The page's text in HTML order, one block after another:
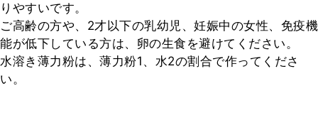
りやすいです。
ご高齢の方や、2才以下の乳幼児、妊娠中の女性、免疫機
能が低下している方は、卵の生食を避けてください。
水溶き薄力粉は、薄力粉1、水2の割合で作ってくださ
い。